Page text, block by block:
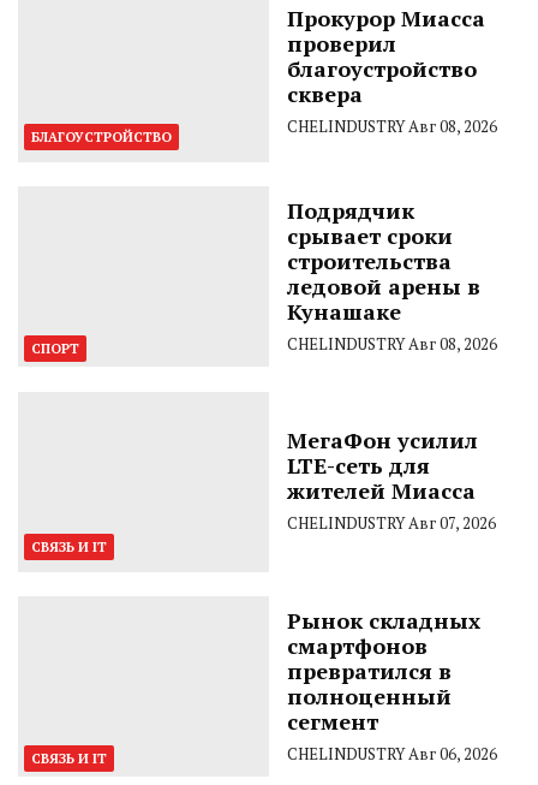
БЛАГОУСТРОЙСТВО
Прокурор Миасса
проверил
благоустройство
сквера
CHELINDUSTRYАвг 08, 2026
СПОРТ
Подрядчик
срывает сроки
строительства
ледовой арены в
Кунашаке
CHELINDUSTRYАвг 08, 2026
СВЯЗЬ И IT
МегаФон усилил
LTE-сеть для
жителей Миасса
CHELINDUSTRYАвг 07, 2026
СВЯЗЬ И IT
Рынок складных
смартфонов
превратился в
полноценный
сегмент
CHELINDUSTRYАвг 06, 2026